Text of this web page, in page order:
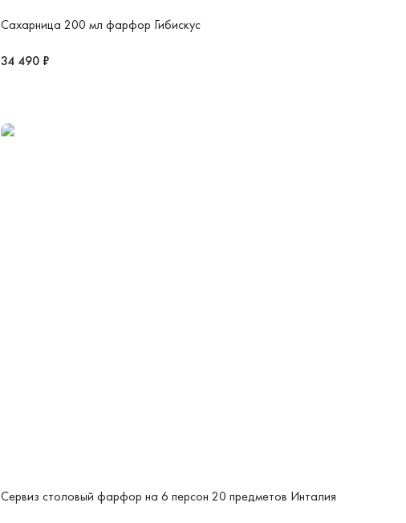
Сахарница 200 мл фарфор Гибискус
34 490 ₽
Сервиз столовый фарфор на 6 персон 20 предметов Инталия